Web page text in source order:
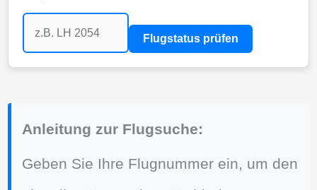
Flugstatus prüfen
Anleitung zur Flugsuche:
Geben Sie Ihre Flugnummer ein, um den